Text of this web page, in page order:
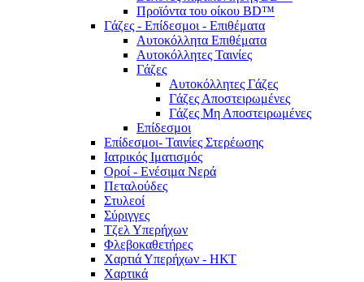
Προϊόντα του οίκου BD™
Γάζες - Επίδεσμοι - Επιθέματα
Αυτοκόλλητα Επιθέματα
Αυτοκόλλητες Ταινίες
Γάζες
Αυτοκόλλητες Γάζες
Γάζες Αποστειρωμένες
Γάζες Μη Αποστειρωμένες
Επίδεσμοι
Επίδεσμοι- Ταινίες Στερέωσης
Ιατρικός Ιματισμός
Οροί - Ενέσιμα Νερά
Πεταλούδες
Στυλεοί
Σύριγγες
Τζελ Υπερήχων
Φλεβοκαθετήρες
Χαρτιά Υπερήχων - ΗΚΤ
Χαρτικά